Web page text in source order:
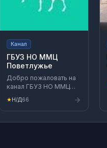
Канал
ГБУЗ НО ММЦ
Поветлужье
Добро пожаловать на
канал ГБУЗ НО ММЦ
«Поветлужье»! Здесь
можно найти
актуальную
информацию о работе
★Н/Д66